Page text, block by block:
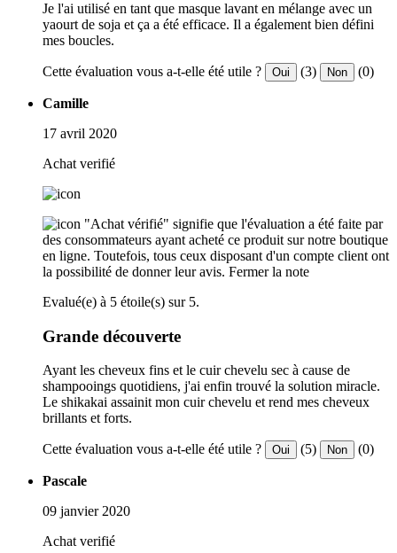
Je l'ai utilisé en tant que masque lavant en mélange avec un
yaourt de soja et ça a été efficace. Il a également bien défini
mes boucles.
Cette évaluation vous a-t-elle été utile ? Oui (3) Non (0)
Camille
17 avril 2020
Achat verifié
"Achat vérifié" signifie que l'évaluation a été faite par
des consommateurs ayant acheté ce produit sur notre boutique
en ligne. Toutefois, tous ceux disposant d'un compte client ont
la possibilité de donner leur avis. Fermer la note
Evalué(e) à 5 étoile(s) sur 5.
Grande découverte
Ayant les cheveux fins et le cuir chevelu sec à cause de
shampooings quotidiens, j'ai enfin trouvé la solution miracle.
Le shikakai assainit mon cuir chevelu et rend mes cheveux
brillants et forts.
Cette évaluation vous a-t-elle été utile ? Oui (5) Non (0)
Pascale
09 janvier 2020
Achat verifié